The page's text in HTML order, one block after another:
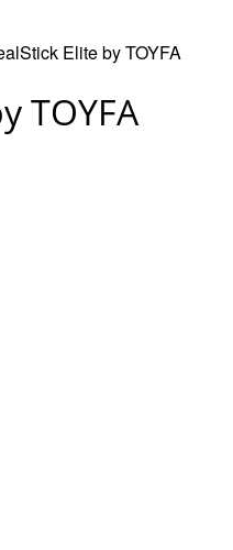
Elite by TOYFA
TOYFA